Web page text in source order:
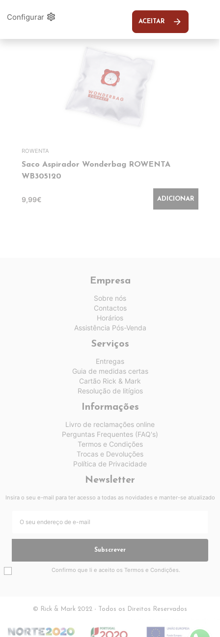
EM DESTAQUE
ROWENTA
Saco Aspirador Wonderbag ROWENTA
WB305120
9,99€ ADICIONAR
Empresa
Sobre nós
Contactos
Horários
Assistência Pós-Venda
Serviços
Entregas
Guia de medidas certas
Cartão Rick & Mark
Resolução de litígios
Informações
Livro de reclamações online
Perguntas Frequentes (FAQ's)
Termos e Condições
Trocas e Devoluções
Política de Privacidade
Newsletter
Insira o seu e-mail para ter acesso a todas as novidades e manter-se atualizado
Subscrever
Confirmo que li e aceito os Termos e Condições.
© Rick & Mark 2022 - Todos os Direitos Reservados
Configurar settings ACEITAR arrow_forward